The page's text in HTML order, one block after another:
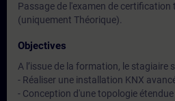
Passage de l'examen de certification
(uniquement Théorique).
Objectives
A l’issue de la formation, le stagiaire
- Réaliser une installation KNX
- Conception d'une topologie